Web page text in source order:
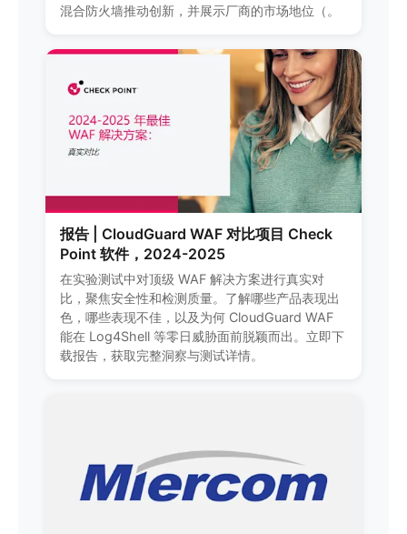
混合防火墙推动创新，并展示厂商的市场地位（。
报告 | CloudGuard WAF 对比项目 Check
Point 软件，2024-2025
在实验测试中对顶级 WAF 解决方案进行真实对
比，聚焦安全性和检测质量。了解哪些产品表现出
色，哪些表现不佳，以及为何 CloudGuard WAF
能在 Log4Shell 等零日威胁面前脱颖而出。立即下
载报告，获取完整洞察与测试详情。